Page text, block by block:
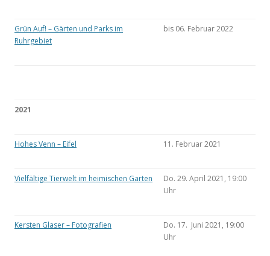
Grün Auf! – Gärten und Parks im
Ruhrgebiet
bis 06. Februar 2022
2021
Hohes Venn – Eifel 11. Februar 2021
Vielfältige Tierwelt im heimischen Garten
Do. 29. April 2021, 19:00
Uhr
Kersten Glaser – Fotografien
Do. 17. Juni 2021, 19:00
Uhr